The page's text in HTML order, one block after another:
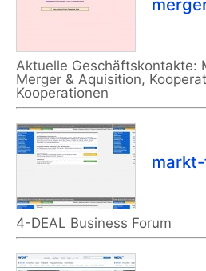
Aktuelle Geschäftskontakte:
Merger & Aquisition,
Kooperationen
4-DEAL Business Forum